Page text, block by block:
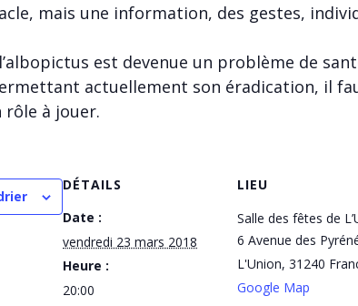
mais une information, des gestes,
est devenue un problème de
actuellement son éradication, il
rôle à jouer.
DÉTAILS
Date :
vendredi 23 mars 2018
Heure :
20:00
LIEU
Salle des fêtes de
6 Avenue des
L'Union, 31240
Google Map